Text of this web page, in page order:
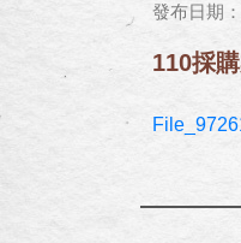
發布日期
110採